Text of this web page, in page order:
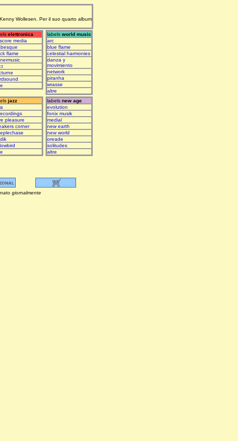
Wollesen. Per il suo quarto album
elettronica
media
flame
labels world music
arc
blue flame
celestial harmonies
danza y
movimiento
network
piranha
wrasse
altre
jazz
pleasure
corner
labels new age
evolution
fonix musik
medial
new earth
new world
oreade
solitudes
altre